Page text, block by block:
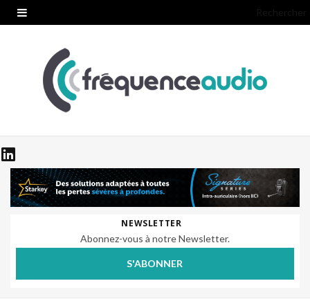
NEWSLETTER
Abonnez-vous à notre Newsletter.
S'ABONNER